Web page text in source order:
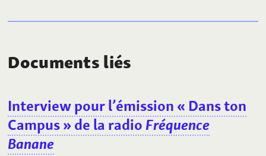
Documents liés
Interview pour l’émission « Dans ton
Campus» de la radio Fréquence
Banane